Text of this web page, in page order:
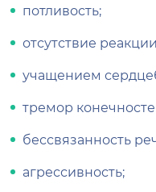
потливость;
отсутствие
учащением
тремор
бессвязанность
агрессивность;